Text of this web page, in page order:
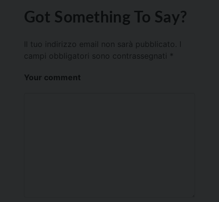
Got Something To Say?
Il tuo indirizzo email non sarà pubblicato.
campi obbligatori sono contrassegnati *
Your comment